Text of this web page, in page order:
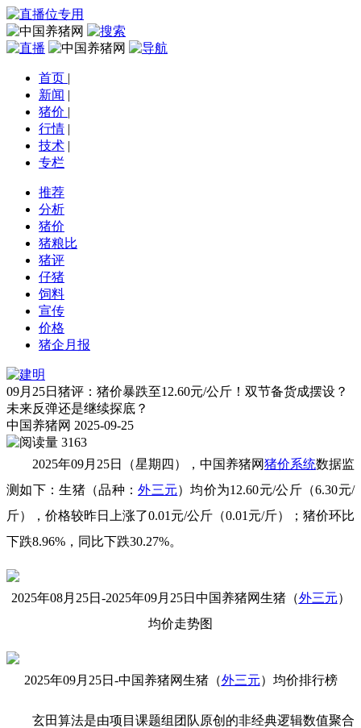
首页 |
新闻 |
猪价 |
行情 |
技术 |
专栏
推荐
分析
猪价
猪粮比
猪评
仔猪
饲料
宣传
价格
猪企月报
09月25日猪评：猪价暴跌至12.60元/公斤！双节备货成摆设？
未来反弹还是继续探底？
中国养猪网 2025-09-25
3163
2025年09月25日（星期四），中国养猪网猪价系统数据监
测如下：生猪（品种：外三元）均价为12.60元/公斤（6.30元/
斤），价格较昨日上涨了0.01元/公斤（0.01元/斤）；猪价环比
下跌8.96%，同比下跌30.27%。
2025年08月25日-2025年09月25日中国养猪网生猪（外三元）
均价走势图
2025年09月25日-中国养猪网生猪（外三元）均价排行榜
玄田算法是由项目课题组团队原创的非经典逻辑数值聚合